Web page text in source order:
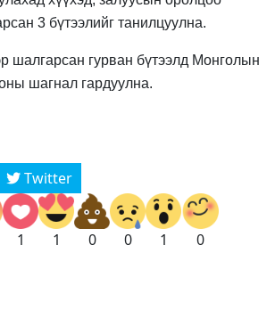
3 бүтээлийг танилцуулна.
шалгарсан гурван бүтээлд Монголын
шагнал гардуулна.
Twitter
1 1 0 0 1 0